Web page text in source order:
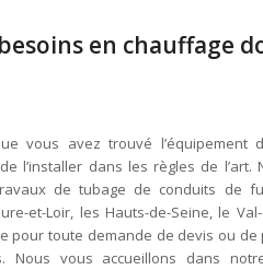
en chauffage
vous avez trouvé l’équipement
l’installer dans les règles de
de tubage de conduits de
et-Loir, les Hauts-de-Seine, le
pour toute demande de devis ou
Nous vous accueillons dans